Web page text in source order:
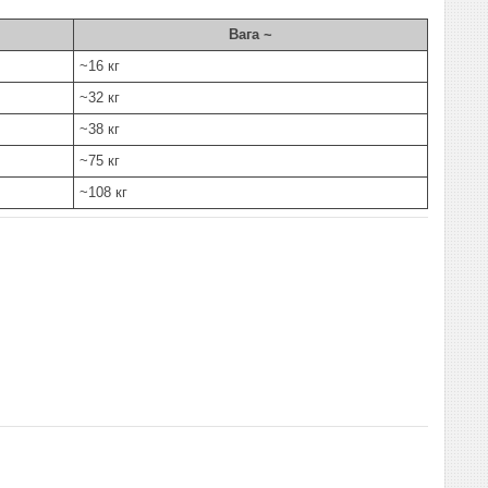
Вага ~
~16 кг
~32 кг
~38 кг
~75 кг
~108 кг